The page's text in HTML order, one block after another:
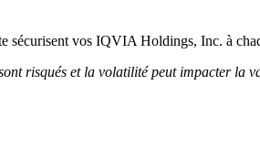
sécurisent vos IQVIA Holdings, Inc. à
risqués et la volatilité peut impacter la